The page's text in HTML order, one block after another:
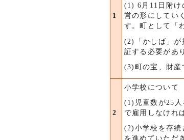
1
(1) 6月11日附け
営の形にしてい
す。町として「
(2)「かしば」が
証する必要があ
(3)町の宝、財産
2
小学校について
(1)児童数が25
で雇用しなけれ
(2)小学校を存続
を進めていただ